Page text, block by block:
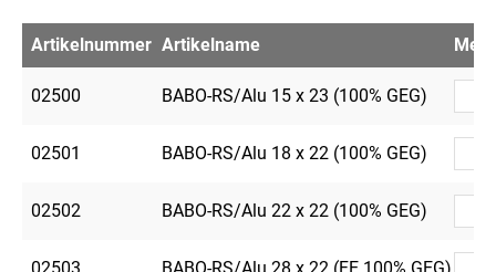
Artikelnummer Artikelname
02500 BABO-RS/Alu 15 x 23 (100% GEG)
02501 BABO-RS/Alu 18 x 22 (100% GEG)
02502 BABO-RS/Alu 22 x 22 (100% GEG)